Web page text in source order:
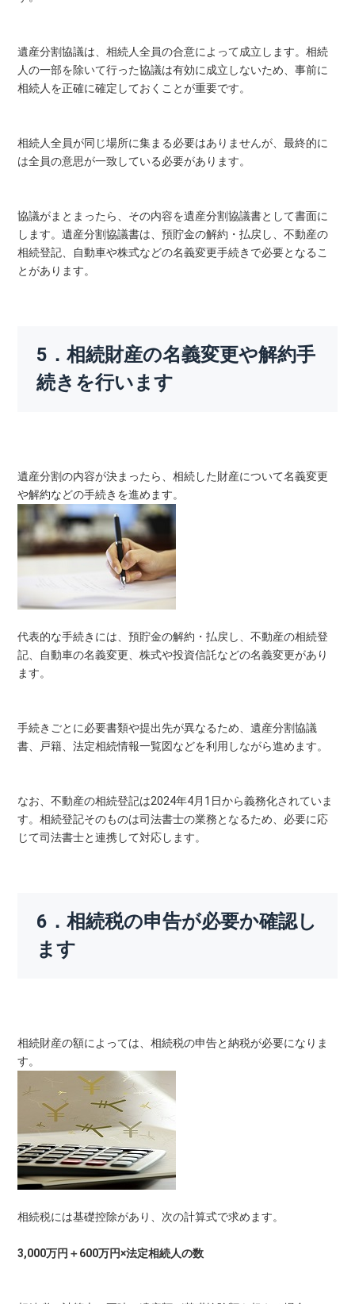
遺産分割協議は、相続人全員の合意によって成立します。相続
人の一部を除いて行った協議は有効に成立しないため、事前に
相続人を正確に確定しておくことが重要です。
相続人全員が同じ場所に集まる必要はありませんが、最終的に
は全員の意思が一致している必要があります。
協議がまとまったら、その内容を遺産分割協議書として書面に
します。遺産分割協議書は、預貯金の解約・払戻し、不動産の
相続登記、自動車や株式などの名義変更手続きで必要となるこ
とがあります。
5．相続財産の名義変更や解約手
続きを行います
遺産分割の内容が決まったら、相続した財産について名義変更
や解約などの手続きを進めます。
代表的な手続きには、預貯金の解約・払戻し、不動産の相続登
記、自動車の名義変更、株式や投資信託などの名義変更があり
ます。
手続きごとに必要書類や提出先が異なるため、遺産分割協議
書、戸籍、法定相続情報一覧図などを利用しながら進めます。
なお、不動産の相続登記は2024年4月1日から義務化されていま
す。相続登記そのものは司法書士の業務となるため、必要に応
じて司法書士と連携して対応します。
6．相続税の申告が必要か確認し
ます
相続財産の額によっては、相続税の申告と納税が必要になりま
す。
相続税には基礎控除があり、次の計算式で求めます。
3,000万円＋600万円×法定相続人の数